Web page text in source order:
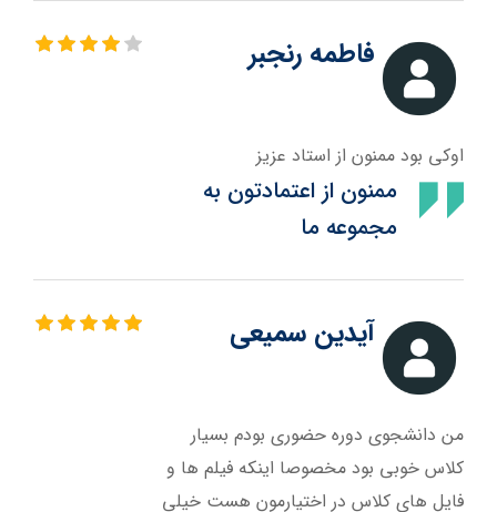
فاطمه رنجبر
اوکی بود ممنون از استاد عزیز
ممنون از اعتمادتون به
مجموعه ما
آیدین سمیعی
من دانشجوی دوره حضوری بودم بسیار
کلاس خوبی بود مخصوصا اینکه فیلم ها و
فایل های کلاس در اختیارمون هست خیلی